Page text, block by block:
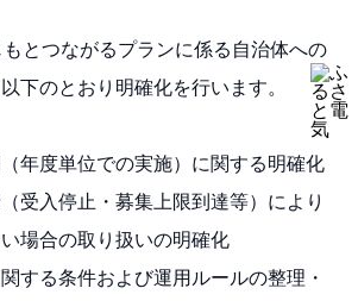
とつながるプランに係る自治体への
下のとおり明確化を行います。
（年度単位での実施）に関する明確化
受入停止・募集上限到達等）により
場合の取り扱いの明確化
する条件および運用ルールの整理・